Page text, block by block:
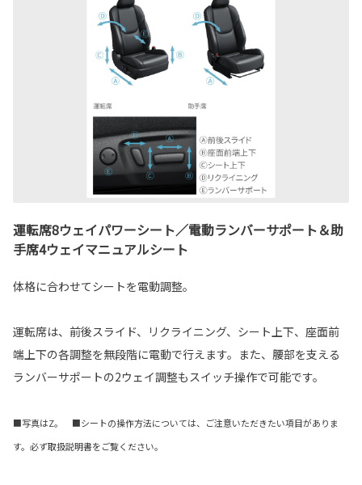
運転席8ウェイパワーシート／電動ランバーサポート＆助
手席4ウェイマニュアルシート
体格に合わせてシートを電動調整。
運転席は、前後スライド、リクライニング、シート上下、座面前
端上下の各調整を無段階に電動で行えます。また、腰部を支える
ランバーサポートの2ウェイ調整もスイッチ操作で可能です。
■写真はZ。 ■シートの操作方法については、ご注意いただきたい項目がありま
す。必ず取扱説明書をご覧ください。